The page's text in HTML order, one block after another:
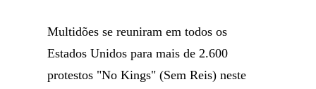
Multidões se reuniram em todos os
Estados Unidos para mais de 2.600
protestos "No Kings" (Sem Reis) neste